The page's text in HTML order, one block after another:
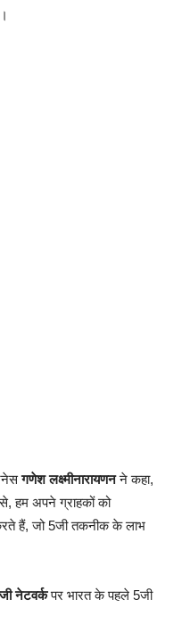
गणेश लक्ष्मीनारायणनने कहा,
हम अपने ग्राहकों को
हैं, जो 5जी तकनीक के लाभ
नेटवर्कपर भारत के पहले 5जी